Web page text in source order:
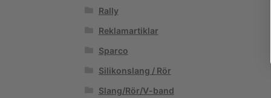
Rally
Reklamartiklar
Sparco
Silikonslang / Rör
Slang/Rör/V-band